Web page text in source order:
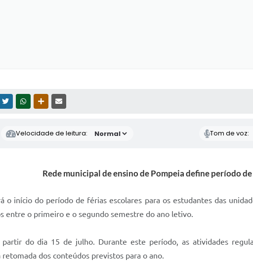
TWITTERWHATSAPPOUTRAS MÍDIAS
Velocidade de leitura: Tom de voz:
Rede municipal de ensino de Pompeia define período
o início do período de férias escolares para os estudantes das
entre o primeiro e o segundo semestre do ano letivo.
partir do dia 15 de julho. Durante este período, as atividades
retomada dos conteúdos previstos para o ano.